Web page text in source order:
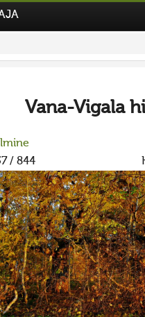
2026
kuvavõistlus 2025
kuvavõistlus 2025 lisa
Vana-Vigala
/ 844